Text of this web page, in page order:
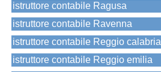
istruttore contabile Ragusa
istruttore contabile Ravenna
istruttore contabile Reggio calabria
istruttore contabile Reggio emilia